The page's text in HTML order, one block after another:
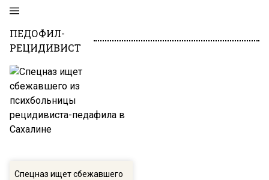
ПЕДОФИЛ-
РЕЦИДИВИСТ
Спецназ ищет сбежавшего